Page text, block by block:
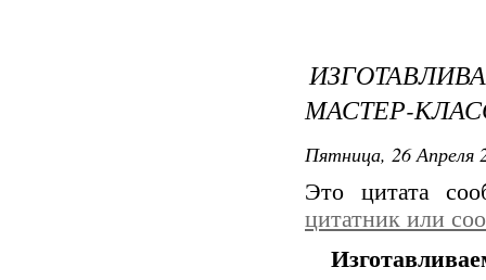
МАСТЕР-
Пятница, 26 Апреля
Это цитата
цитатник или